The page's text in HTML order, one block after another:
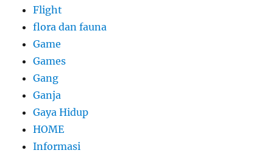
Flight
flora dan fauna
Game
Games
Gang
Ganja
Gaya Hidup
HOME
Informasi